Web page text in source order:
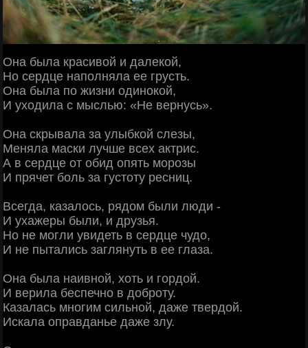
Она была красивой и далекой,
Но сердце наполняла ее грусть.
Она была по жизни одинокой,
И уходила с мыслью: «Не вернусь».
Она скрывала за улыбкой слезы,
Меняла маски лучше всех актрис.
А в сердце от обид опять морозы
И прячет боль за густоту ресниц.
Всегда, казалось, рядом были люди -
И ухажеры были, и друзья.
Но не могли увидеть в сердце чудо,
И не пытались заглянуть в ее глаза.
Она была наивной, хоть и гордой.
И верила беспечно в доброту.
Казалась многим сильной, даже твердой.
Искала оправданье даже злу.